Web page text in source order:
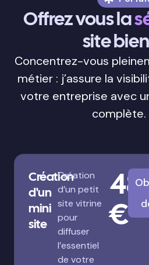
Offrez vous la
site
Concentrez-vous
métier : j’assure la
votre entreprise avec
complète.
Création
d'un
mini
site
Création
d’un petit
site vitrine
pour
diffuser
l’essentiel
de votre
€